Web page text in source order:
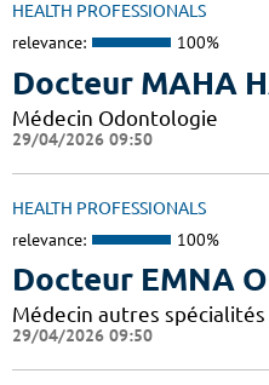
HEALTH PROFESSIONALS
relevance: 100%
Docteur MAHA
Médecin Odontologie
29/04/2026 09:50
HEALTH PROFESSIONALS
relevance: 100%
Docteur EMNA
Médecin autres
29/04/2026 09:50